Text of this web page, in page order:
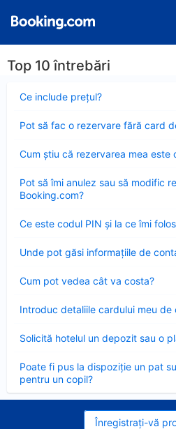
Top 10 întrebări
Ce include preţul?
închis
Pot să fac o rezervare fără card
închis
Cum ştiu că rezervarea mea este
închis
Pot să îmi anulez sau să modific
Booking.com?
închis
Ce este codul PIN şi la ce îmi
închis
Unde pot găsi informațiile de
închis
Cum pot vedea cât va costa?
închis
Introduc detaliile cardului meu
închis
Solicită hotelul un depozit sau o
închis
Poate fi pus la dispoziție un pat
pentru un copil?
închis
Înregistrați-vă